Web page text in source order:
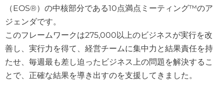
（EOS®）の中核部分である10点満点ミーティング™のア
ジェンダです。
このフレームワークは275,000以上のビジネスが実行を改
善し、実行力を得て、経営チームに集中力と結果責任を持
たせ、毎週最も差し迫ったビジネス上の問題を解決するこ
とで、正確な結果を導き出すのを支援してきました。